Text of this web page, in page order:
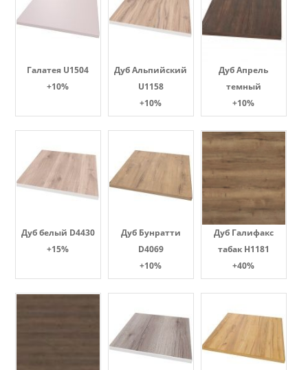
Галатея U1504
+10%
Дуб Альпийский
U1158
+10%
Дуб Апрель
темный
+10%
Дуб белый D4430
+15%
Дуб Бунратти
D4069
+10%
Дуб Галифакс
табак Н1181
+40%